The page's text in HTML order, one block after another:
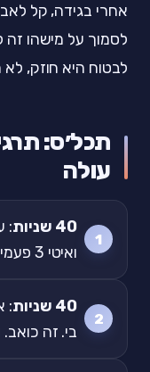
אחרי בגידה, קל
לסמוך על מישהו
לבטוח היא חוזק,
עולה
40 שניות
:
ואיטי 3 פעמים.
40 שניות
:
בי. זה כואב.